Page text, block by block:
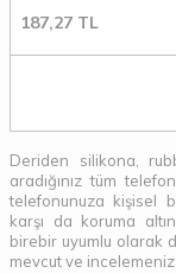
187,27 TL
Deriden silikona,
aradığınız tüm
telefonunuza kişisel
karşı da koruma
birebir uyumlu olarak
mevcut ve